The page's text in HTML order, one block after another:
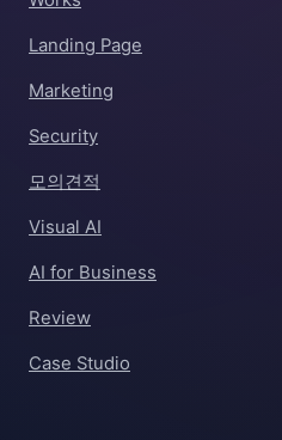
Landing Page
Marketing
Security
모의견적
Visual AI
AI for Business
Review
Case Studio